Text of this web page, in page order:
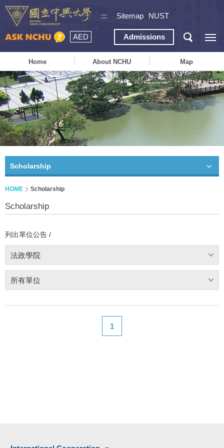
::: Sitemap NUST
AED Admissions
Home About NCHU Map
Scholarship
HOME Scholarship
Scholarship
列出單位公告 /
法政學院
所有單位
1